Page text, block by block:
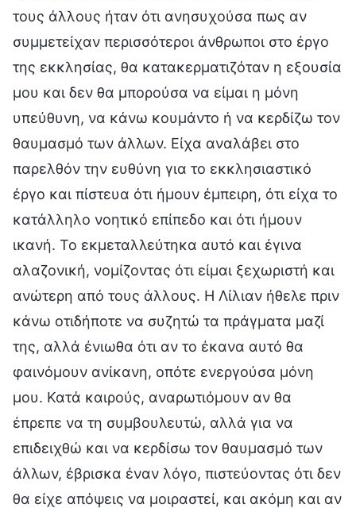
τους άλλους ήταν ότι ανησυχούσα πως αν
συμμετείχαν περισσότεροι άνθρωποι στο έργο
της εκκλησίας, θα κατακερματιζόταν η εξουσία
μου και δεν θα μπορούσα να είμαι η μόνη
υπεύθυνη, να κάνω κουμάντο ή να κερδίζω τον
θαυμασμό των άλλων. Είχα αναλάβει στο
παρελθόν την ευθύνη για το εκκλησιαστικό
έργο και πίστευα ότι ήμουν έμπειρη, ότι είχα το
κατάλληλο νοητικό επίπεδο και ότι ήμουν
ικανή. Το εκμεταλλεύτηκα αυτό και έγινα
αλαζονική, νομίζοντας ότι είμαι ξεχωριστή και
ανώτερη από τους άλλους. Η Λίλιαν ήθελε πριν
κάνω οτιδήποτε να συζητώ τα πράγματα μαζί
της, αλλά ένιωθα ότι αν το έκανα αυτό θα
φαινόμουν ανίκανη, οπότε ενεργούσα μόνη
μου. Κατά καιρούς, αναρωτιόμουν αν θα
έπρεπε να τη συμβουλευτώ, αλλά για να
επιδειχθώ και να κερδίσω τον θαυμασμό των
άλλων, έβρισκα έναν λόγο, πιστεύοντας ότι δεν
θα είχε απόψεις να μοιραστεί, και ακόμη και αν